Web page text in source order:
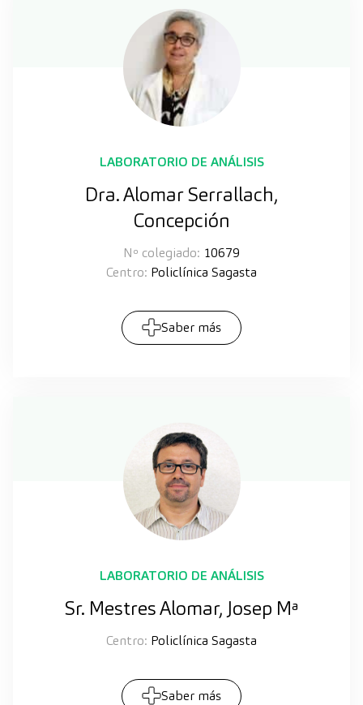
LABORATORIO DE ANÁLISIS
Dra. Alomar Serrallach,
Concepción
Nº colegiado: 10679
Centro: Policlínica Sagasta
Saber más
LABORATORIO DE ANÁLISIS
Sr. Mestres Alomar, Josep Mª
Centro: Policlínica Sagasta
Saber más